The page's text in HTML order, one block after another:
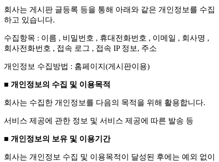
회사는 게시판 글등록 등을 통해 아래와 같은 개인정보를 수집
하고 있습니다.
수집항목 : 이름 , 비밀번호 , 휴대전화번호 , 이메일 , 회사명 ,
회사전화번호 , 접속 로그 , 접속 IP 정보, 주소
개인정보 수집방법 : 홈페이지(게시판이용)
■ 개인정보의 수집 및 이용목적
회사는 수집한 개인정보를 다음의 목적을 위해 활용합니다.
서비스 제공에 관한 정보 및 서비스 제공에 따른 발송 등
■ 개인정보의 보유 및 이용기간
회사는 개인정보 수집 및 이용목적이 달성된 후에는 예외 없이